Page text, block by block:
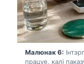
Малюнак 6:
працуе, калі
Suomi
Hrvatski
Slovenčina